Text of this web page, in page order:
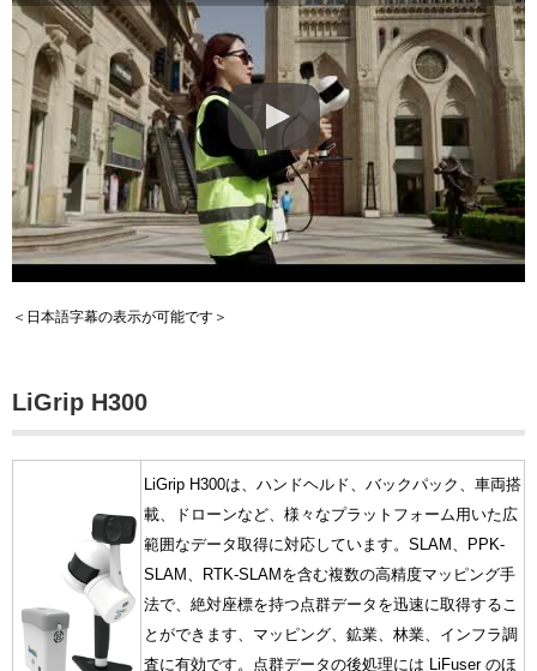
＜日本語字幕の表示が可能です＞
LiGrip H300
LiGrip H300は、ハンドヘルド、バックパック、車両搭
載、ドローンなど、様々なプラットフォーム用いた広
範囲なデータ取得に対応しています。SLAM、PPK-
SLAM、RTK-SLAMを含む複数の高精度マッピング手
法で、絶対座標を持つ点群データを迅速に取得するこ
とができます、マッピング、鉱業、林業、インフラ調
査に有効です。点群データの後処理には LiFuser のほ